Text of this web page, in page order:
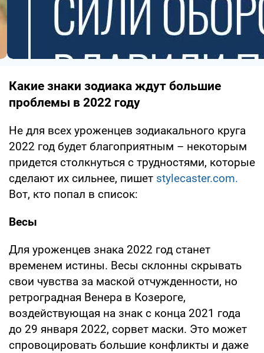
Какие знаки зодиака ждут большие
проблемы в 2022 году
Не для всех уроженцев зодиакального круга
2022 год будет благоприятным – некоторым
придется столкнуться с трудностями, которые
сделают их сильнее, пишет stylecaster.com.
Вот, кто попал в список:
Весы
Для уроженцев знака 2022 год станет
временем истины. Весы склонны скрывать
свои чувства за маской отчужденности, но
ретроградная Венера в Козероге,
воздействующая на знак с конца 2021 года
до 29 января 2022, сорвет маски. Это может
спровоцировать большие конфликты и даже